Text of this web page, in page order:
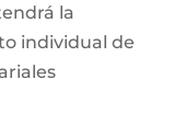
la
individual de